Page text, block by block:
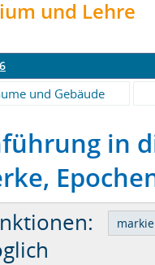
und Lehre
und Gebäude
in